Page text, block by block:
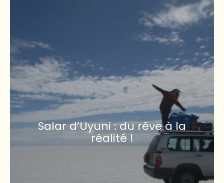
Salar d’Uyuni : du rêve à la
réalité !